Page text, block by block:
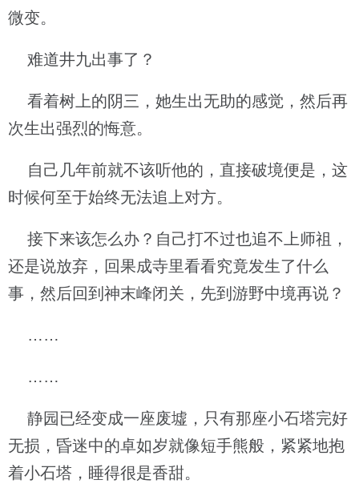
微变。
难道井九出事了？
看着树上的阴三，她生出无助的感觉，然后再
次生出强烈的悔意。
自己几年前就不该听他的，直接破境便是，这
时候何至于始终无法追上对方。
接下来该怎么办？自己打不过也追不上师祖，
还是说放弃，回果成寺里看看究竟发生了什么
事，然后回到神末峰闭关，先到游野中境再说？
……
……
静园已经变成一座废墟，只有那座小石塔完好
无损，昏迷中的卓如岁就像短手熊般，紧紧地抱
着小石塔，睡得很是香甜。